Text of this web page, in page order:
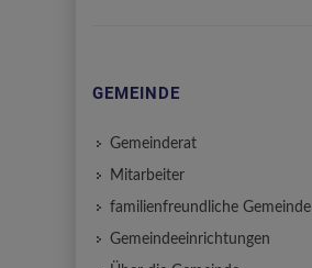
GEMEINDE
Gemeinderat
Mitarbeiter
familienfreundliche Gemeinde
Gemeindeeinrichtungen